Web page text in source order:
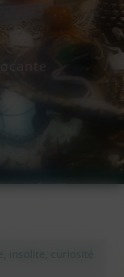
insolite, curiosité